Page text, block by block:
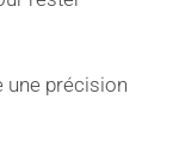
une précision